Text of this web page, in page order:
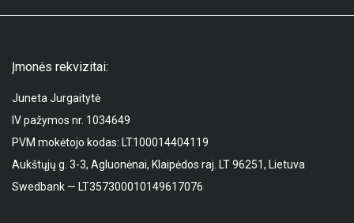
Įmonės rekvizitai:
Juneta Jurgaitytė
IV pažymos nr. 1034649
PVM mokėtojo kodas: LT100014404119
Aukštųjų g. 3-3, Agluonėnai, Klaipėdos raj. LT 96251, Lietuva
Swedbank — LT357300010149617076